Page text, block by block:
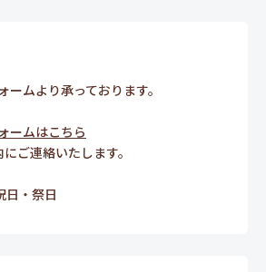
ームより承っております。
ームはこちら
ご連絡いたします。
日・祭日